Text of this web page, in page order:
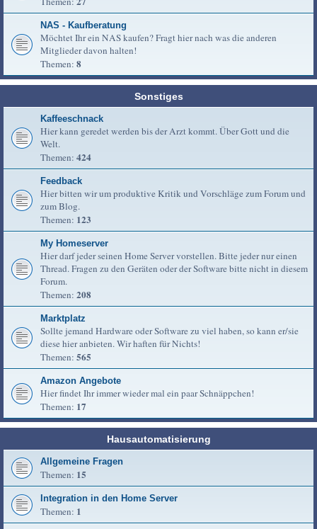
NAS - Kaufberatung
Möchtet Ihr ein NAS kaufen? Fragt hier nach was die anderen
Mitglieder davon halten!
Themen: 8
Sonstiges
Kaffeeschnack
Hier kann geredet werden bis der Arzt kommt. Über Gott und die
Welt.
Themen: 424
Feedback
Hier bitten wir um produktive Kritik und Vorschläge zum Forum und
zum Blog.
Themen: 123
My Homeserver
Hier darf jeder seinen Home Server vorstellen. Bitte jeder nur einen
Thread. Fragen zu den Geräten oder der Software bitte nicht in diesem
Forum.
Themen: 208
Marktplatz
Sollte jemand Hardware oder Software zu viel haben, so kann er/sie
diese hier anbieten. Wir haften für Nichts!
Themen: 565
Amazon Angebote
Hier findet Ihr immer wieder mal ein paar Schnäppchen!
Themen: 17
Hausautomatisierung
Allgemeine Fragen
Themen: 15
Integration in den Home Server
Themen: 1